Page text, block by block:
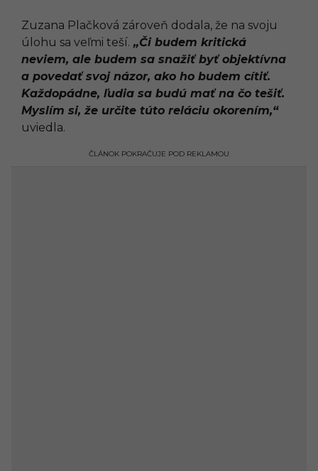
Zuzana Plačková zároveň dodala, že na svoju
úlohu sa veľmi teší. „Či budem kritická
neviem, ale budem sa snažiť byť objektívna
a povedať svoj názor, ako ho budem cítiť.
Každopádne, ľudia sa budú mať na čo tešiť.
Myslím si, že určite túto reláciu okorením,“
uviedla.
ČLÁNOK POKRAČUJE POD REKLAMOU